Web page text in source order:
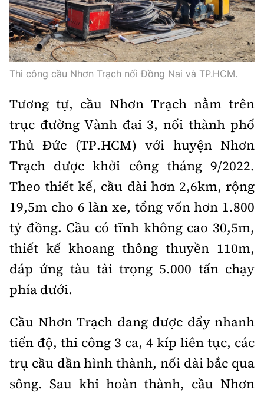
Thi công cầu Nhơn Trạch nối Đồng Nai và TP.HCM.
Tương tự, cầu Nhơn Trạch nằm trên
trục đường Vành đai 3, nối thành phố
Thủ Đức (TP.HCM) với huyện Nhơn
Trạch được khởi công tháng 9/2022.
Theo thiết kế, cầu dài hơn 2,6km, rộng
19,5m cho 6 làn xe, tổng vốn hơn 1.800
tỷ đồng. Cầu có tĩnh không cao 30,5m,
thiết kế khoang thông thuyền 110m,
đáp ứng tàu tải trọng 5.000 tấn chạy
phía dưới.
Cầu Nhơn Trạch đang được đẩy nhanh
tiến độ, thi công 3 ca, 4 kíp liên tục, các
trụ cầu dần hình thành, nối dài bắc qua
sông. Sau khi hoàn thành, cầu Nhơn